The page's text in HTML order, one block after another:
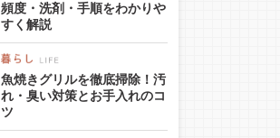
頻度・洗剤・手順をわかりや
すく解説
魚焼きグリルを徹底掃除！汚
れ・臭い対策とお手入れのコ
ツ